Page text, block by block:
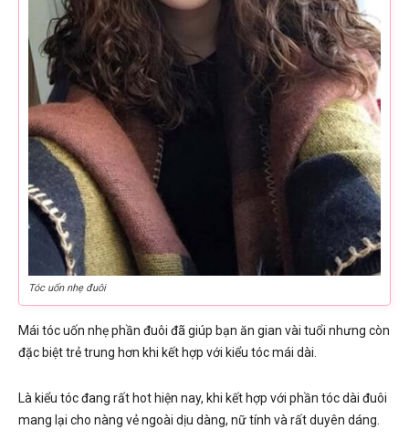
Tóc uốn nhẹ đuôi
Mái tóc uốn nhẹ phần đuôi đã giúp bạn ăn gian vài tuổi nhưng còn
đặc biệt trẻ trung hơn khi kết hợp với kiểu tóc mái dài.
Là kiểu tóc đang rất hot hiện nay, khi kết hợp với phần tóc dài đuôi
mang lại cho nàng vẻ ngoài dịu dàng, nữ tính và rất duyên dáng.